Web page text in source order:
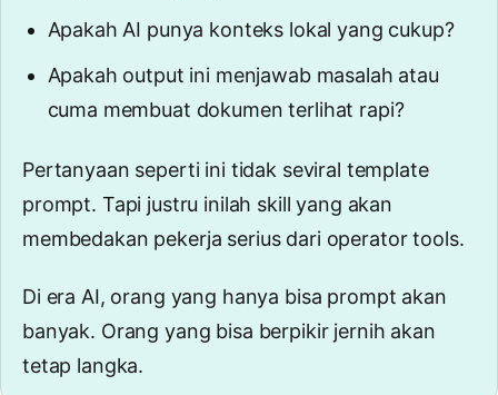
Apakah AI punya konteks lokal yang cukup?
Apakah output ini menjawab masalah atau
cuma membuat dokumen terlihat rapi?
Pertanyaan seperti ini tidak seviral template
prompt. Tapi justru inilah skill yang akan
membedakan pekerja serius dari operator tools.
Di era AI, orang yang hanya bisa prompt akan
banyak. Orang yang bisa berpikir jernih akan
tetap langka.